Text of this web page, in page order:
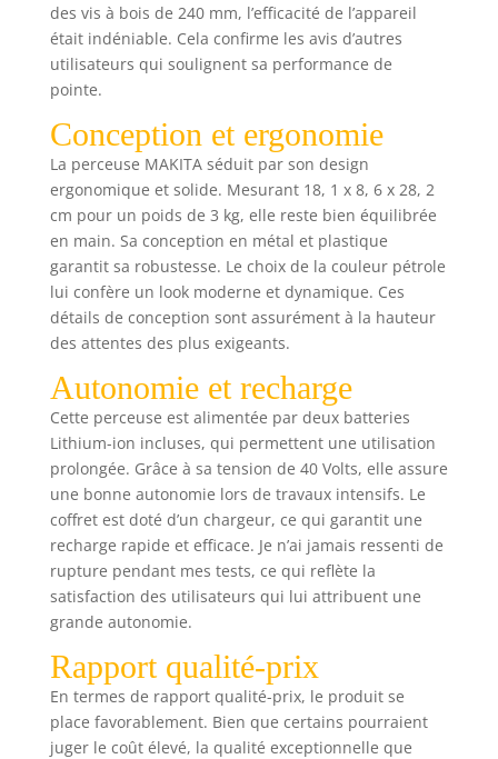
des vis à bois de 240 mm, l’efficacité de l’appareil
était indéniable. Cela confirme les avis d’autres
utilisateurs qui soulignent sa performance de
pointe.
Conception et ergonomie
La perceuse MAKITA séduit par son design
ergonomique et solide. Mesurant 18, 1 x 8, 6 x 28, 2
cm pour un poids de 3 kg, elle reste bien équilibrée
en main. Sa conception en métal et plastique
garantit sa robustesse. Le choix de la couleur pétrole
lui confère un look moderne et dynamique. Ces
détails de conception sont assurément à la hauteur
des attentes des plus exigeants.
Autonomie et recharge
Cette perceuse est alimentée par deux batteries
Lithium-ion incluses, qui permettent une utilisation
prolongée. Grâce à sa tension de 40 Volts, elle assure
une bonne autonomie lors de travaux intensifs. Le
coffret est doté d’un chargeur, ce qui garantit une
recharge rapide et efficace. Je n’ai jamais ressenti de
rupture pendant mes tests, ce qui reflète la
satisfaction des utilisateurs qui lui attribuent une
grande autonomie.
Rapport qualité-prix
En termes de rapport qualité-prix, le produit se
place favorablement. Bien que certains pourraient
juger le coût élevé, la qualité exceptionnelle que